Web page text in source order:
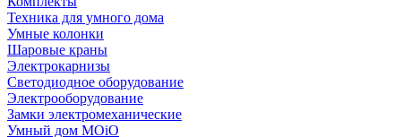
Техника для умного дома
Умные колонки
Шаровые краны
Электрокарнизы
Светодиодное оборудование
Электрооборудование
Замки электромеханические
Умный дом MOiO